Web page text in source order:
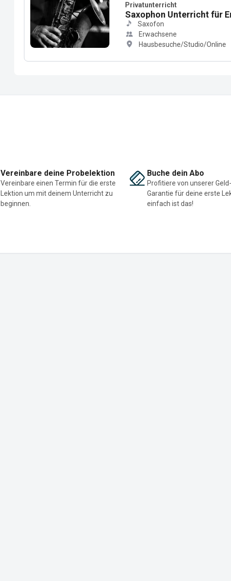
Privatunterricht
Saxophon Unterricht für
Saxofon
Erwachsene
Hausbesuche/Studio/Online
Vereinbare deine Probelektion
Vereinbare einen Termin für die erste
Lektion um mit deinem Unterricht zu
beginnen.
Buche dein Abo
Profitiere von unserer
Garantie für deine erste
einfach ist das!